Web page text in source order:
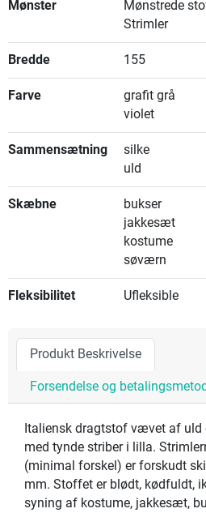
Mønster
Mønstrede
Strimler
Bredde 155
Farve
grafit grå
violet
Sammensætning
silke
uld
Skæbne
bukser
jakkesæt
kostume
søværn
Fleksibilitet Ufleksible
Produkt Beskrivelse
Forsendelse og
Italiensk dragtstof vævet af uld
med tynde striber i lilla.
(minimal forskel) er forskudt
mm. Stoffet er blødt, kødfuldt,
syning af kostume, jakkesæt,